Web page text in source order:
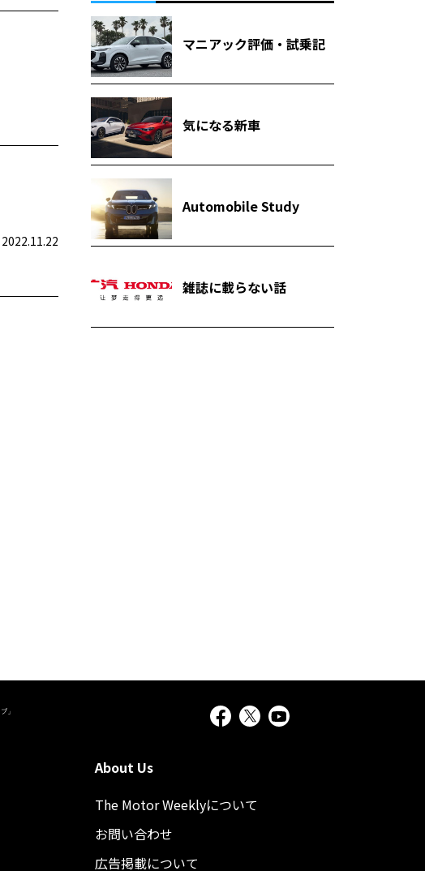
2022.11.22
マニアック評価・試乗記
気になる新車
Automobile Study
雑誌に載らない話
About Us
The Motor Weeklyについて
お問い合わせ
広告掲載について